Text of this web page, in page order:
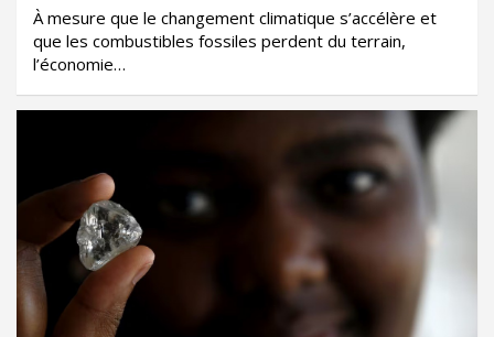
À mesure que le changement climatique s’accélère et
que les combustibles fossiles perdent du terrain,
l’économie…